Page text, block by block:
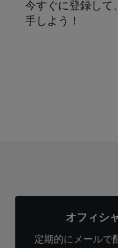
今すぐに登録して
手しよう！
オフィシ
定期的にメールで